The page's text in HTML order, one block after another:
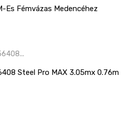
Es Fémvázas Medencéhez
Steel Pro MAX 3.05mx 0.76m